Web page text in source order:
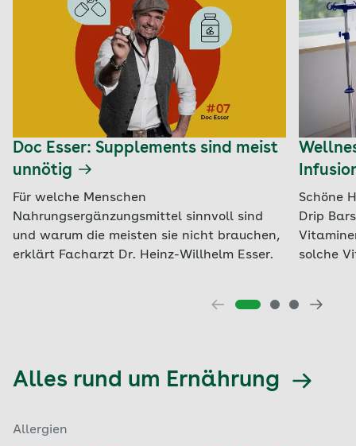
Doc Esser: Supplements sind meist
unnötig
Für welche Menschen
Nahrungsergänzungsmittel sinnvoll sind
und warum die meisten sie nicht brauchen,
erklärt Facharzt Dr. Heinz-Willhelm Esser.
Schöne
Drip
solche
Alles rund um Ernährung
Allergien